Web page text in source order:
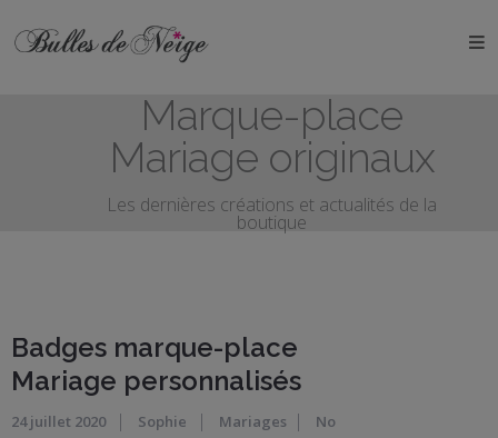
Marque-place
Mariage originaux
Les dernières créations et actualités de la
boutique
Badges marque-place
Mariage personnalisés
24 juillet 2020 Sophie Mariages
No
ÉVÉNEMENTS
Anniversaires
Baptêmes
Mariages